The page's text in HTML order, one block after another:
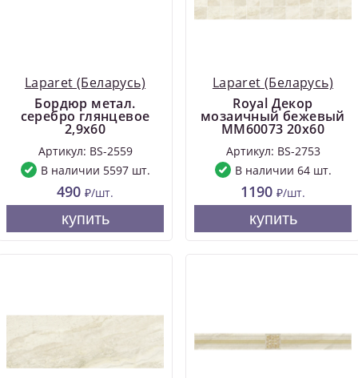
Laparet (Беларусь)
Бордюр метал.
серебро глянцевое
2,9х60
Артикул: BS-2559
В наличии 5597 шт.
490 ₽/шт.
купить
Laparet (Беларусь)
Royal Декор
мозаичный бежевый
MM60073 20х60
Артикул: BS-2753
В наличии 64 шт.
1190 ₽/шт.
купить